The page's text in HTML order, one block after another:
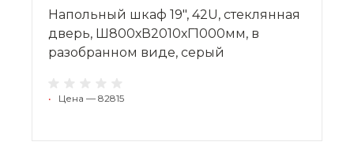
Напольный шкаф 19", 42U, стеклянная
дверь, Ш800хВ2010хГ1000мм, в
разобранном виде, серый
• Цена — 82815